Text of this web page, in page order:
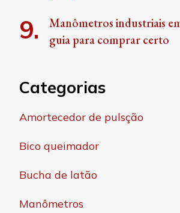
Manômetros industriais
guia para comprar certo
Categorias
Amortecedor de pulsção
Bico queimador
Bucha de latão
Manômetros